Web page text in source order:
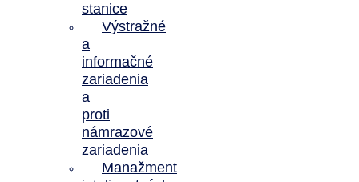
stanice
Výstražné
a
informačné
zariadenia
a
proti
námrazové
zariadenia
Manažment